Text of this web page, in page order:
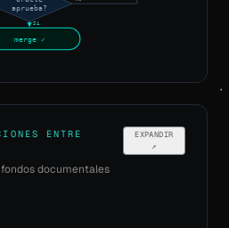
aprueba?
merge ✓
Sí
ENTRE
EXPANDIR
↗
documentales